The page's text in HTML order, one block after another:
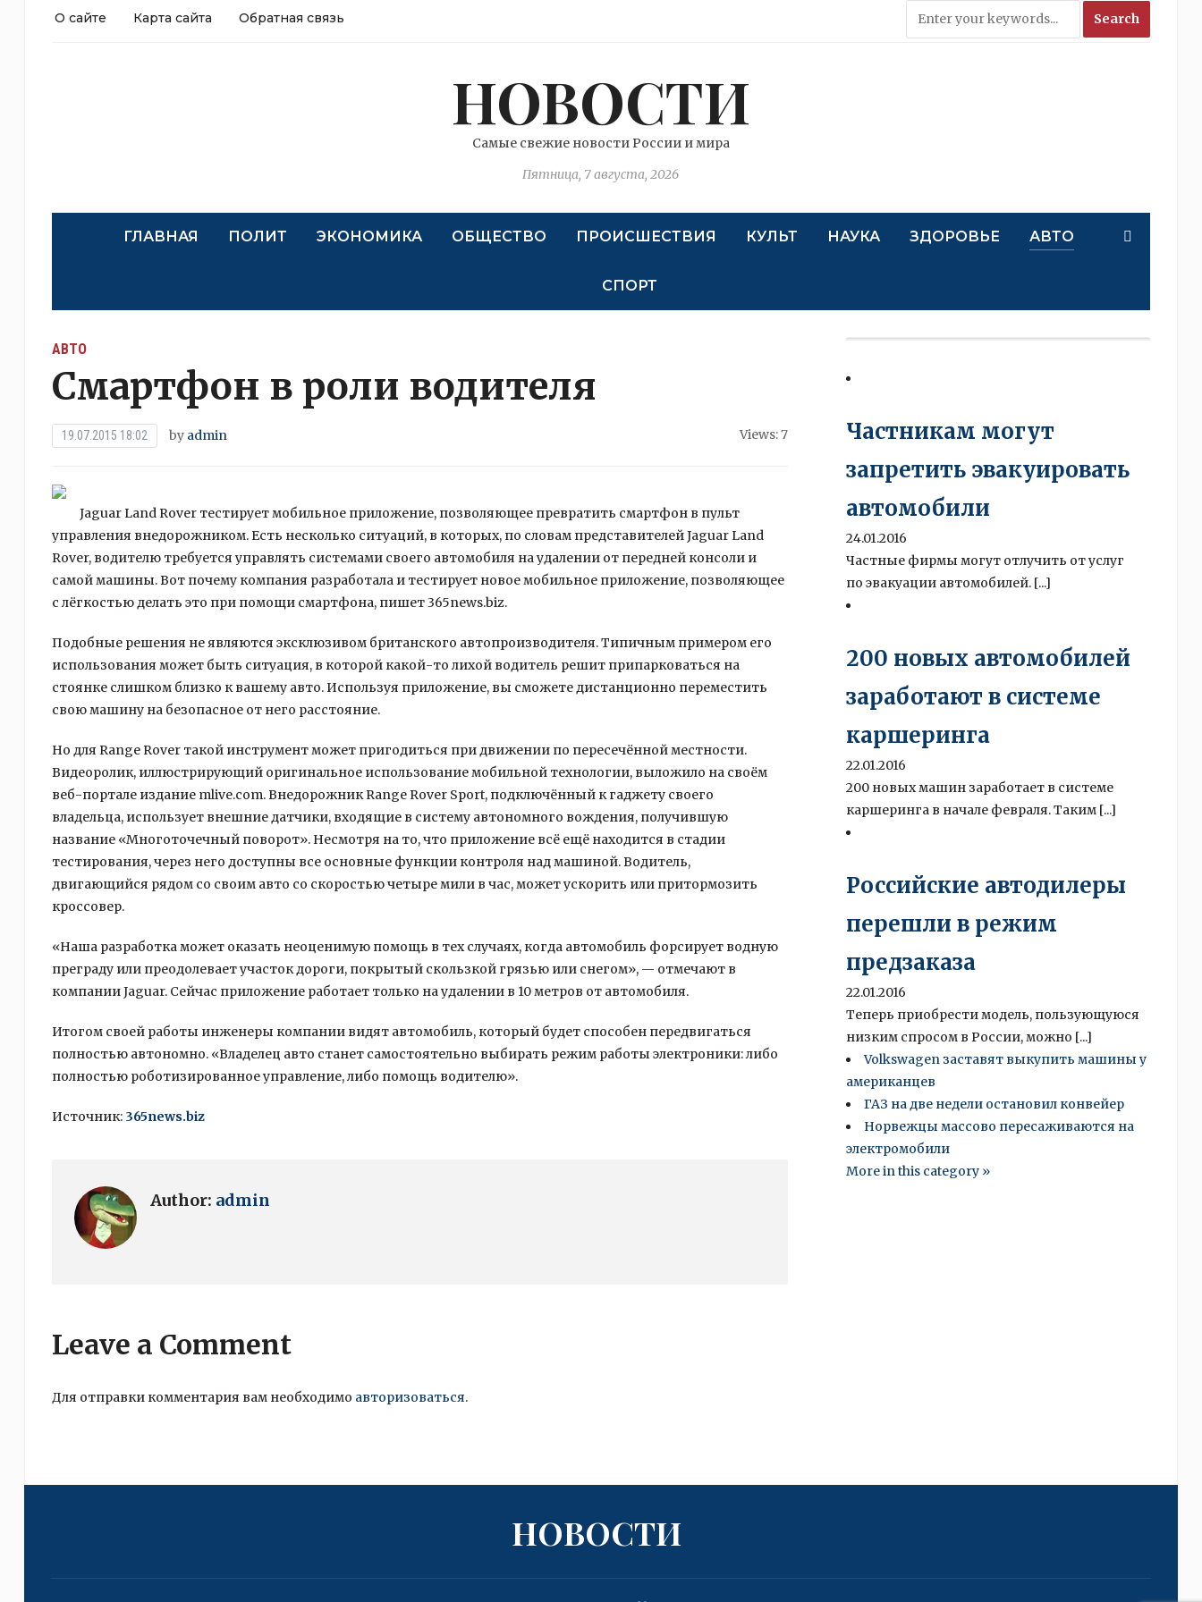
О сайте Карта сайта Обратная связь
НОВОСТИ
Самые свежие новости России и мира
Пятница, 7 августа, 2026
ГЛАВНАЯ ПОЛИТ ЭКОНОМИКА ОБЩЕСТВО ПРОИСШЕСТВИЯ КУЛЬТ НАУКА ЗДОРОВЬЕ АВТО
СПОРТ
АВТО
Смартфон в роли водителя
19.07.2015 18:02 by admin Views: 7
Jaguar Land Rover тестирует мобильное приложение, позволяющее превратить смартфон в пульт
управления внедорожником. Есть несколько ситуаций, в которых, по словам представителей Jaguar Land
Rover, водителю требуется управлять системами своего автомобиля на удалении от передней консоли и
самой машины. Вот почему компания разработала и тестирует новое мобильное приложение, позволяющее
с лёгкостью делать это при помощи смартфона, пишет 365news.biz.
Подобные решения не являются эксклюзивом британского автопроизводителя. Типичным примером его
использования может быть ситуация, в которой какой-то лихой водитель решит припарковаться на
стоянке слишком близко к вашему авто. Используя приложение, вы сможете дистанционно переместить
свою машину на безопасное от него расстояние.
Но для Range Rover такой инструмент может пригодиться при движении по пересечённой местности.
Видеоролик, иллюстрирующий оригинальное использование мобильной технологии, выложило на своём
веб-портале издание mlive.com. Внедорожник Range Rover Sport, подключённый к гаджету своего
владельца, использует внешние датчики, входящие в систему автономного вождения, получившую
название «Многоточечный поворот». Несмотря на то, что приложение всё ещё находится в стадии
тестирования, через него доступны все основные функции контроля над машиной. Водитель,
двигающийся рядом со своим авто со скоростью четыре мили в час, может ускорить или притормозить
кроссовер.
«Наша разработка может оказать неоценимую помощь в тех случаях, когда автомобиль форсирует водную
преграду или преодолевает участок дороги, покрытый скользкой грязью или снегом», — отмечают в
компании Jaguar. Сейчас приложение работает только на удалении в 10 метров от автомобиля.
Итогом своей работы инженеры компании видят автомобиль, который будет способен передвигаться
полностью автономно. «Владелец авто станет самостоятельно выбирать режим работы электроники: либо
полностью роботизированное управление, либо помощь водителю».
Источник: 365news.biz
Author: admin
Leave a Comment
Для отправки комментария вам необходимо авторизоваться.
Частникам могут
запретить эвакуировать
автомобили
24.01.2016
Частные фирмы могут отлучить от услуг
по эвакуации автомобилей. [...]
200 новых автомобилей
заработают в системе
каршеринга
22.01.2016
200 новых машин заработает в системе
каршеринга в начале февраля. Таким [...]
Российские автодилеры
перешли в режим
предзаказа
22.01.2016
Теперь приобрести модель, пользующуюся
низким спросом в России, можно [...]
Volkswagen заставят выкупить машины у
американцев
ГАЗ на две недели остановил конвейер
Норвежцы массово пересаживаются на
электромобили
More in this category »
НОВОСТИ